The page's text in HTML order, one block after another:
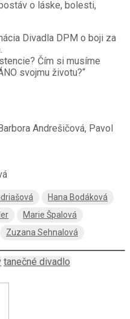
o láske, bolesti,
Divadla DPM o boji za
Čím si musíme
svojmu životu?“
Andrešičová, Pavol
Hana Bodáková
Marie Špalová
Zuzana Sehnalová
tanečné divadlo